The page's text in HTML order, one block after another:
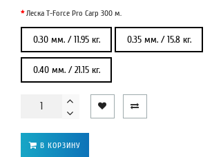
Леска T-Force Pro Carp 300 м.
0.30 мм. / 11.95 кг. 0.35 мм. / 15.8 кг.
0.40 мм. / 21.15 кг.
В КОРЗИНУ